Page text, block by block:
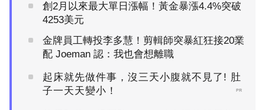
創2月以來最大單日漲幅！黃金暴漲4.4%突破
4253美元
金牌員工轉投李多慧！剪輯師突暴紅狂接20業
配 Joeman 認：我也會想離職
起床就先做件事，沒三天小腹就不見了! 肚
子一天天變小！
PR